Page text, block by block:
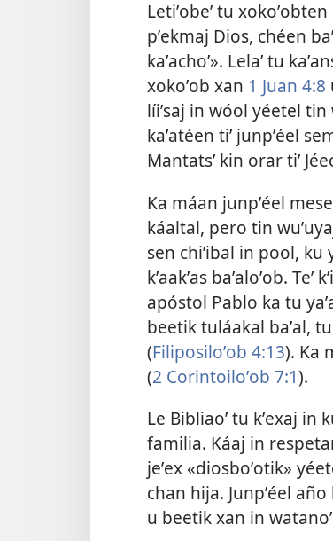
Letiʼobeʼ tu xokoʼobten
pʼekmaj Dios, chéen
kaʼachoʼ». Lelaʼ tu
xokoʼob xan 1 Juan 4:8
líiʼsaj in wóol yéetel tin
kaʼatéen tiʼ junpʼéel
Mantatsʼ kin orar tiʼ
Ka máan junpʼéel
káaltal, pero tin
sen chiʼibal in pool,
kʼaakʼas baʼaloʼob.
apóstol Pablo ka tu
beetik tuláakal baʼal,
(Filiposiloʼob 4:13). Ka
(2 Corintoiloʼob 7:1).
Le Bibliaoʼ tu kʼexaj
familia. Káaj in
jeʼex «diosboʼotik»
chan hija. Junpʼéel
u beetik xan in